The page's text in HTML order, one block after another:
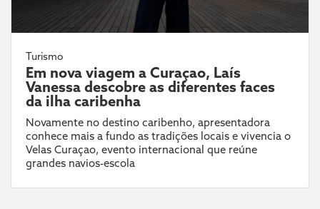
Turismo
Em nova viagem a Curaçao, Laís
Vanessa descobre as diferentes faces
da ilha caribenha
Novamente no destino caribenho, apresentadora
conhece mais a fundo as tradições locais e vivencia o
Velas Curaçao, evento internacional que reúne
grandes navios-escola